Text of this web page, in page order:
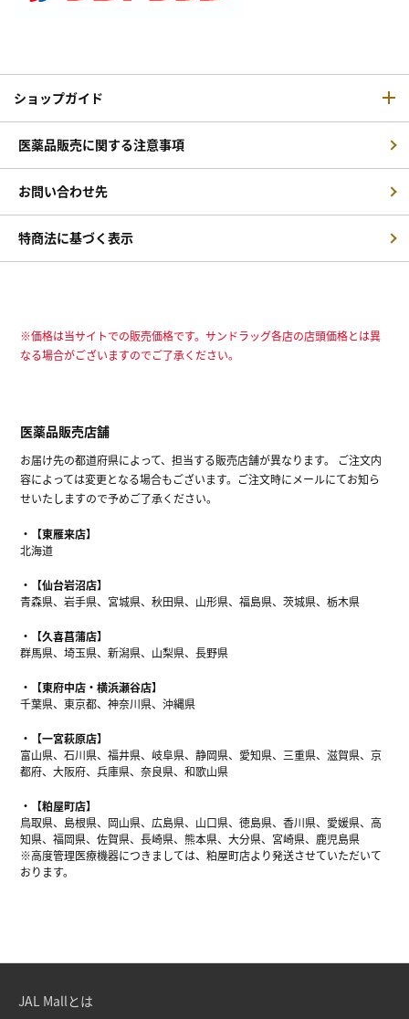
ショップガイド
医薬品販売に関する注意事項
お問い合わせ先
特商法に基づく表示
※価格は当サイトでの販売価格です。サンドラッグ各店の店頭価格とは異
なる場合がございますのでご了承ください。
医薬品販売店舗
お届け先の都道府県によって、担当する販売店舗が異なります。 ご注文内
容によっては変更となる場合もございます。ご注文時にメールにてお知ら
せいたしますので予めご了承ください。
【東雁来店】
北海道
【仙台岩沼店】
青森県、岩手県、宮城県、秋田県、山形県、福島県、茨城県、栃木県
【久喜菖蒲店】
群馬県、埼玉県、新潟県、山梨県、長野県
【東府中店・横浜瀬谷店】
千葉県、東京都、神奈川県、沖縄県
【一宮萩原店】
富山県、石川県、福井県、岐阜県、静岡県、愛知県、三重県、滋賀県、京
都府、大阪府、兵庫県、奈良県、和歌山県
【粕屋町店】
鳥取県、島根県、岡山県、広島県、山口県、徳島県、香川県、愛媛県、高
知県、福岡県、佐賀県、長崎県、熊本県、大分県、宮崎県、鹿児島県
※高度管理医療機器につきましては、粕屋町店より発送させていただいて
おります。
JAL Mallとは